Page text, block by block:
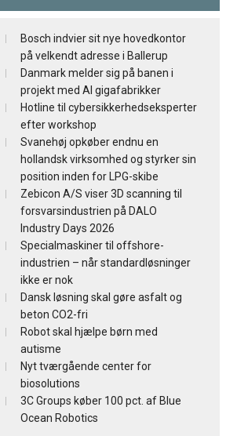
Bosch indvier sit nye hovedkontor
på velkendt adresse i Ballerup
Danmark melder sig på banen i
projekt med AI gigafabrikker
Hotline til cybersikkerhedseksperter
efter workshop
Svanehøj opkøber endnu en
hollandsk virksomhed og styrker sin
position inden for LPG-skibe
Zebicon A/S viser 3D scanning til
forsvarsindustrien på DALO
Industry Days 2026
Specialmaskiner til offshore-
industrien – når standardløsninger
ikke er nok
Dansk løsning skal gøre asfalt og
beton CO2-fri
Robot skal hjælpe børn med
autisme
Nyt tværgående center for
biosolutions
3C Groups køber 100 pct. af Blue
Ocean Robotics